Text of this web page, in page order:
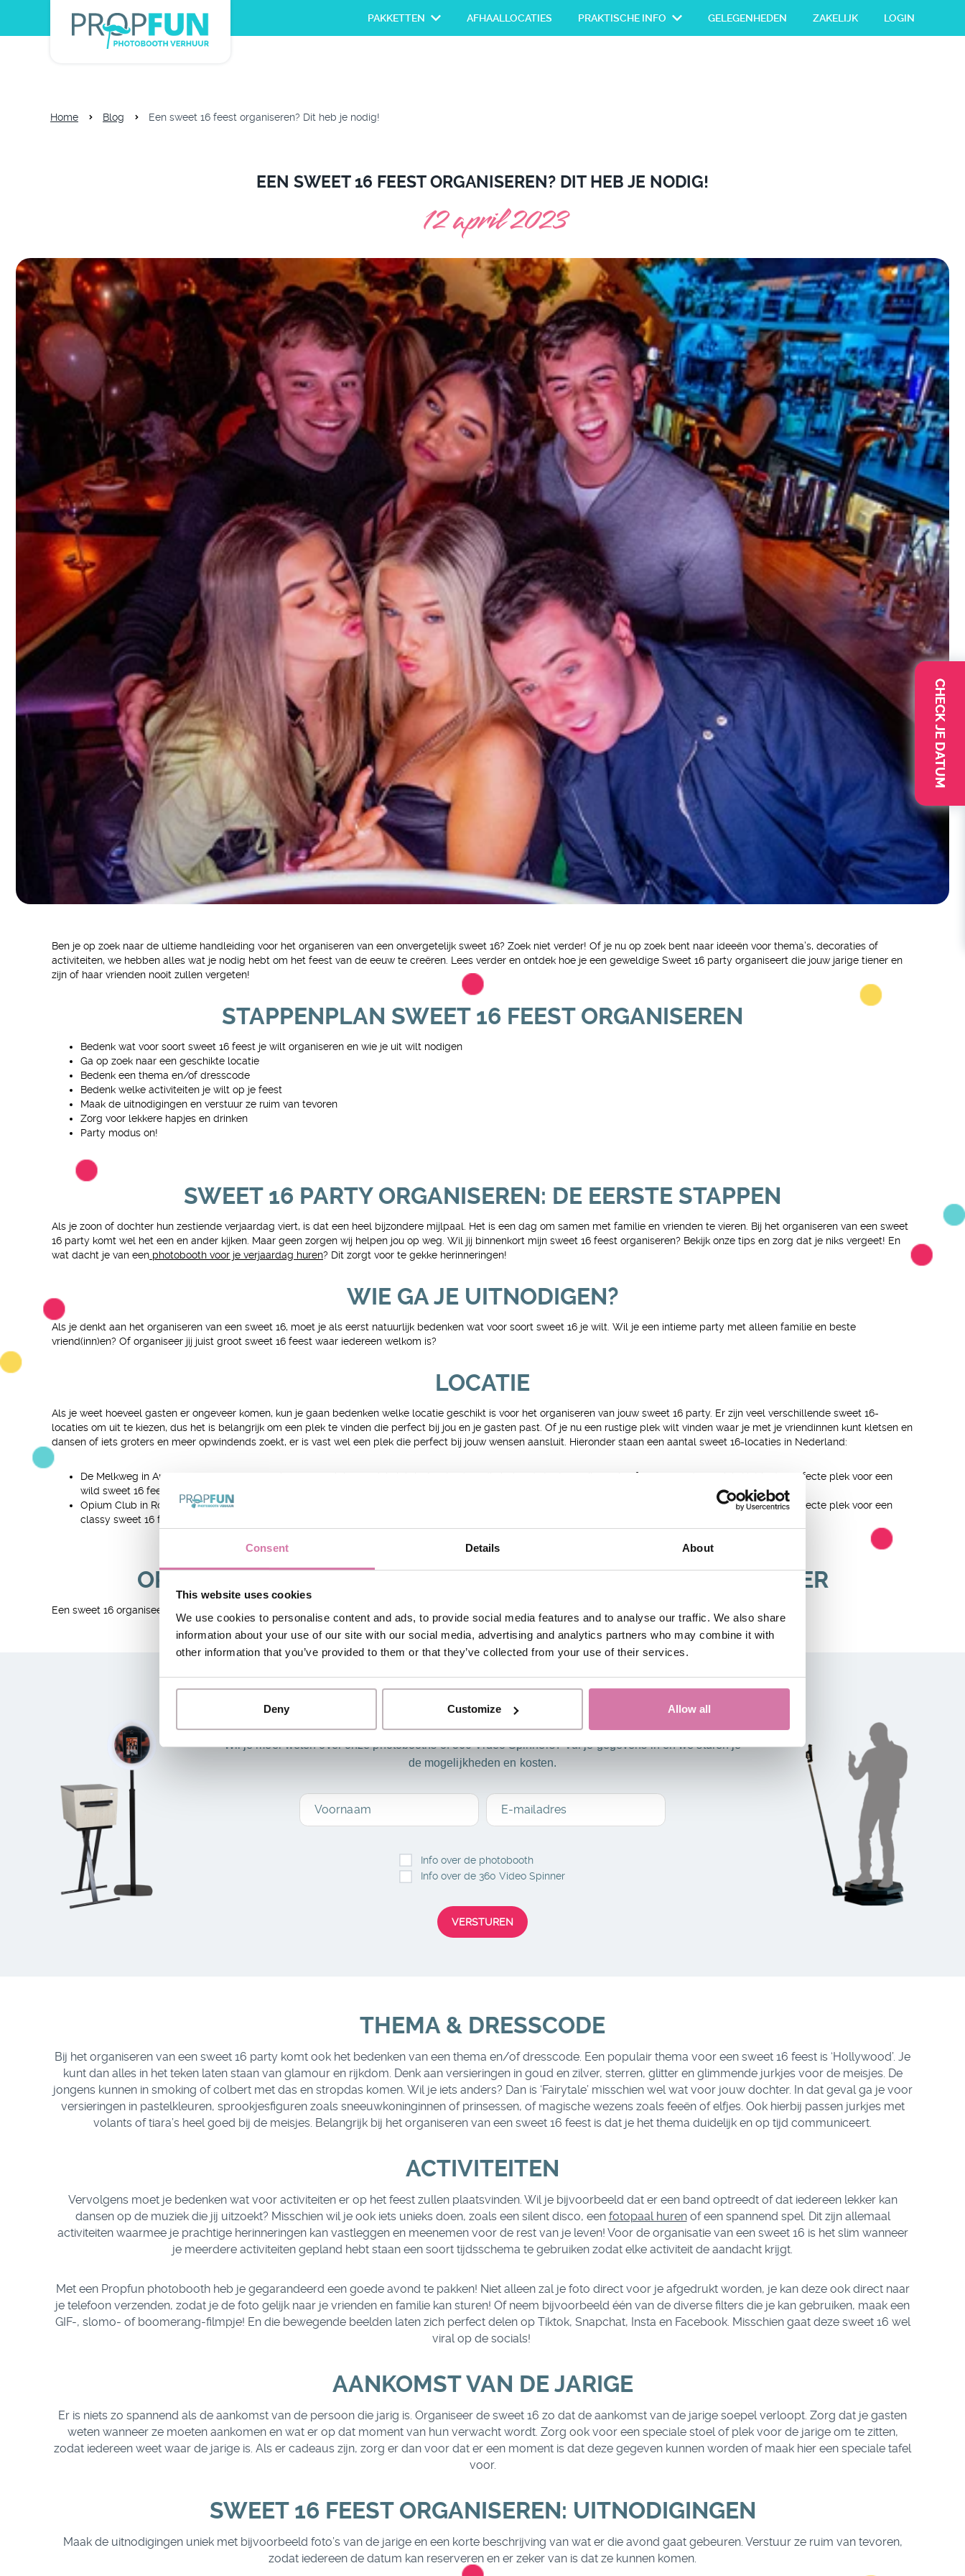
Consent Details About
This website uses cookies
We use cookies to personalise content and ads, to provide social media features and to analyse our traffic. We also share
information about your use of our site with our social media, advertising and analytics partners who may combine it with
other information that you’ve provided to them or that they’ve collected from your use of their services.
Deny Customize Allow all
PAKKETTEN AFHAALLOCATIES PRAKTISCHE INFO GELEGENHEDEN ZAKELIJK LOGIN
Home Blog Een sweet 16 feest organiseren? Dit heb je nodig!
EEN SWEET 16 FEEST ORGANISEREN? DIT HEB JE NODIG!
12 april 2023
Ben je op zoek naar de ultieme handleiding voor het organiseren van een onvergetelijk sweet 16? Zoek niet verder! Of je nu op zoek bent naar ideeën voor thema’s, decoraties of
activiteiten, we hebben alles wat je nodig hebt om het feest van de eeuw te creëren. Lees verder en ontdek hoe je een geweldige Sweet 16 party organiseert die jouw jarige tiener en
zijn of haar vrienden nooit zullen vergeten!
STAPPENPLAN SWEET 16 FEEST ORGANISEREN
Bedenk wat voor soort sweet 16 feest je wilt organiseren en wie je uit wilt nodigen
Ga op zoek naar een geschikte locatie
Bedenk een thema en/of dresscode
Bedenk welke activiteiten je wilt op je feest
Maak de uitnodigingen en verstuur ze ruim van tevoren
Zorg voor lekkere hapjes en drinken
Party modus on!
SWEET 16 PARTY ORGANISEREN: DE EERSTE STAPPEN
Als je zoon of dochter hun zestiende verjaardag viert, is dat een heel bijzondere mijlpaal. Het is een dag om samen met familie en vrienden te vieren. Bij het organiseren van een sweet
16 party komt wel het een en ander kijken. Maar geen zorgen wij helpen jou op weg. Wil jij binnenkort mijn sweet 16 feest organiseren? Bekijk onze tips en zorg dat je niks vergeet! En
wat dacht je van een photobooth voor je verjaardag huren? Dit zorgt voor te gekke herinneringen!
WIE GA JE UITNODIGEN?
Als je denkt aan het organiseren van een sweet 16, moet je als eerst natuurlijk bedenken wat voor soort sweet 16 je wilt. Wil je een intieme party met alleen familie en beste
vriend(inn)en? Of organiseer jij juist groot sweet 16 feest waar iedereen welkom is?
LOCATIE
Als je weet hoeveel gasten er ongeveer komen, kun je gaan bedenken welke locatie geschikt is voor het organiseren van jouw sweet 16 party. Er zijn veel verschillende sweet 16-
locaties om uit te kiezen, dus het is belangrijk om een plek te vinden die perfect bij jou en je gasten past. Of je nu een rustige plek wilt vinden waar je met je vriendinnen kunt kletsen en
dansen of iets groters en meer opwindends zoekt, er is vast wel een plek die perfect bij jouw wensen aansluit. Hieronder staan een aantal sweet 16-locaties in Nederland:
De Melkweg in Amsterdam – De Melkweg is een populaire muziekclub in Amsterdam die bekend staat om zijn coole sfeer en goede muziek. Het is de perfecte plek voor een
wild sweet 16 feestje met al je vriendinnen.
Opium Club in Rotterdam – Opium Club is een chique club in Rotterdam waar je kunt genieten van Live DJ’s en dansen tot in de late uurtjes. Het is de perfecte plek voor een
classy sweet 16 feestje.
ORGANISEREN SWEET 16 PARTY: EEN ONVERGETELIJKE SFEER
Een sweet 16 organiseer je maar één keer en daarom wil je er alles aan doen om een onvergetelijke dag te creëren.
MEER INFORMATIE ONTVANGEN ?
Wil je meer weten over onze photobooths of 360 Video Spinners? Vul je gegevens in en we sturen je
de mogelijkheden en kosten.
Voornaam E-mailadres
Info over de photobooth
Info over de 360 Video Spinner
VERSTUREN
THEMA & DRESSCODE
Bij het organiseren van een sweet 16 party komt ook het bedenken van een thema en/of dresscode. Een populair thema voor een sweet 16 feest is ‘Hollywood’. Je
kunt dan alles in het teken laten staan van glamour en rijkdom. Denk aan versieringen in goud en zilver, sterren, glitter en glimmende jurkjes voor de meisjes. De
jongens kunnen in smoking of colbert met das en stropdas komen. Wil je iets anders? Dan is ‘Fairytale’ misschien wel wat voor jouw dochter. In dat geval ga je voor
versieringen in pastelkleuren, sprookjesfiguren zoals sneeuwkoninginnen of prinsessen, of magische wezens zoals feeën of elfjes. Ook hierbij passen jurkjes met
volants of tiara’s heel goed bij de meisjes. Belangrijk bij het organiseren van een sweet 16 feest is dat je het thema duidelijk en op tijd communiceert.
ACTIVITEITEN
Vervolgens moet je bedenken wat voor activiteiten er op het feest zullen plaatsvinden. Wil je bijvoorbeeld dat er een band optreedt of dat iedereen lekker kan
dansen op de muziek die jij uitzoekt? Misschien wil je ook iets unieks doen, zoals een silent disco, een fotopaal hurenof een spannend spel. Dit zijn allemaal
activiteiten waarmee je prachtige herinneringen kan vastleggen en meenemen voor de rest van je leven! Voor de organisatie van een sweet 16 is het slim wanneer
je meerdere activiteiten gepland hebt staan een soort tijdsschema te gebruiken zodat elke activiteit de aandacht krijgt.
Met een Propfun photobooth heb je gegarandeerd een goede avond te pakken! Niet alleen zal je foto direct voor je afgedrukt worden, je kan deze ook direct naar
je telefoon verzenden, zodat je de foto gelijk naar je vrienden en familie kan sturen! Of neem bijvoorbeeld één van de diverse filters die je kan gebruiken, maak een
GIF-, slomo- of boomerang-filmpje! En die bewegende beelden laten zich perfect delen op Tiktok, Snapchat, Insta en Facebook. Misschien gaat deze sweet 16 wel
viral op de socials!
AANKOMST VAN DE JARIGE
Er is niets zo spannend als de aankomst van de persoon die jarig is. Organiseer de sweet 16 zo dat de aankomst van de jarige soepel verloopt. Zorg dat je gasten
weten wanneer ze moeten aankomen en wat er op dat moment van hun verwacht wordt. Zorg ook voor een speciale stoel of plek voor de jarige om te zitten,
zodat iedereen weet waar de jarige is. Als er cadeaus zijn, zorg er dan voor dat er een moment is dat deze gegeven kunnen worden of maak hier een speciale tafel
voor.
SWEET 16 FEEST ORGANISEREN: UITNODIGINGEN
Maak de uitnodigingen uniek met bijvoorbeeld foto’s van de jarige en een korte beschrijving van wat er die avond gaat gebeuren. Verstuur ze ruim van tevoren,
zodat iedereen de datum kan reserveren en er zeker van is dat ze kunnen komen.
CHECK JE DATUM